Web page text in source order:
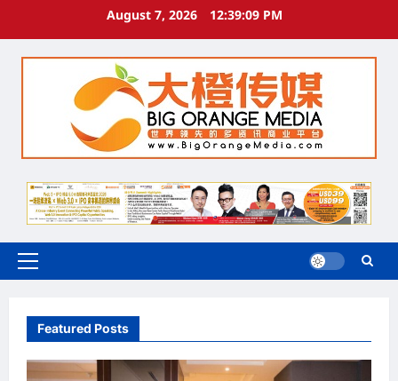
August 7, 2026 12:39:12 PM
Featured Posts